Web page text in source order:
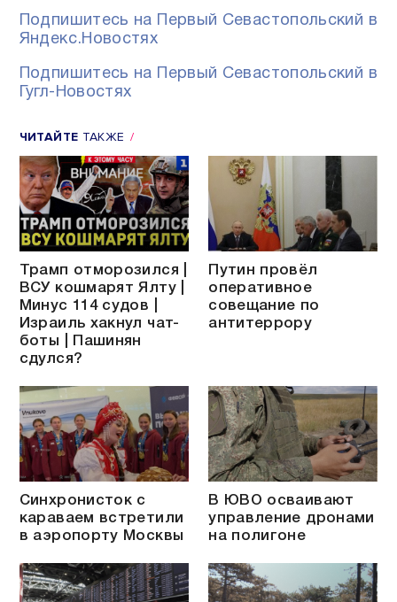
Подпишитесь на Первый Севастопольский в
Яндекс.Новостях
Подпишитесь на Первый Севастопольский в
Гугл-Новостях
ЧИТАЙТЕ ТАКЖЕ
Трамп отморозился |
ВСУ кошмарят Ялту |
Минус 114 судов |
Израиль хакнул чат-
боты | Пашинян
сдулся?
Путин провёл
оперативное
совещание по
антитеррору
Синхронисток с
караваем встретили
в аэропорту Москвы
В ЮВО осваивают
управление дронами
на полигоне